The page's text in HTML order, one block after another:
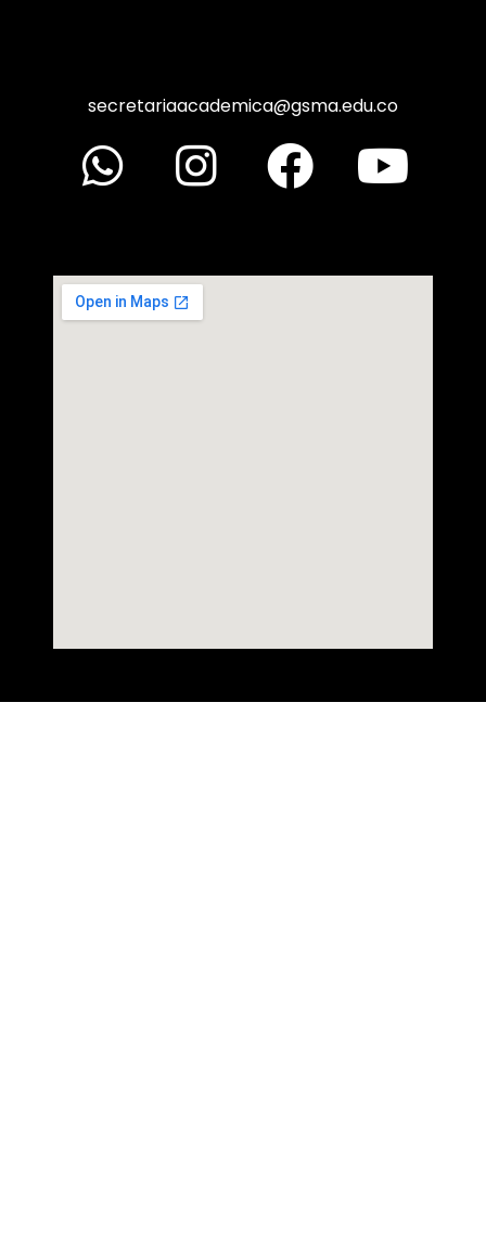
secretariaacademica@gsma.edu.co